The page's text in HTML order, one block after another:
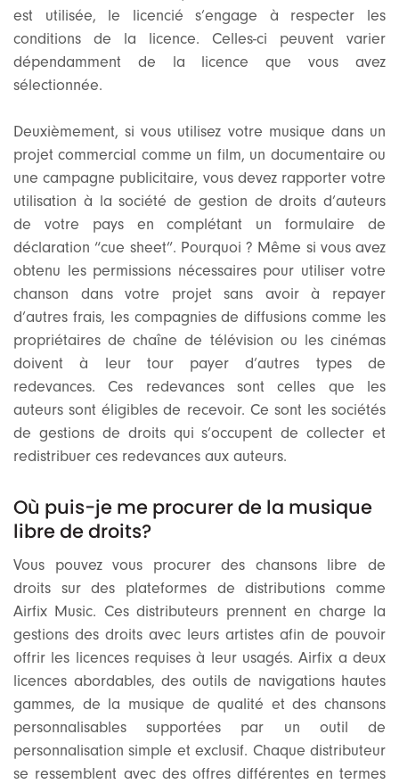
est utilisée, le licencié s’engage à respecter les
conditions de la licence. Celles-ci peuvent varier
dépendamment de la licence que vous avez
sélectionnée.
Deuxièmement, si vous utilisez votre musique dans un
projet commercial comme un film, un documentaire ou
une campagne publicitaire, vous devez rapporter votre
utilisation à la société de gestion de droits d’auteurs
de votre pays en complétant un formulaire de
déclaration “cue sheet”. Pourquoi ? Même si vous avez
obtenu les permissions nécessaires pour utiliser votre
chanson dans votre projet sans avoir à repayer
d’autres frais, les compagnies de diffusions comme les
propriétaires de chaîne de télévision ou les cinémas
doivent à leur tour payer d’autres types de
redevances. Ces redevances sont celles que les
auteurs sont éligibles de recevoir. Ce sont les sociétés
de gestions de droits qui s’occupent de collecter et
redistribuer ces redevances aux auteurs.
Où puis-je me procurer de la musique
libre de droits?
Vous pouvez vous procurer des chansons libre de
droits sur des plateformes de distributions comme
Airfix Music. Ces distributeurs prennent en charge la
gestions des droits avec leurs artistes afin de pouvoir
offrir les licences requises à leur usagés. Airfix a deux
licences abordables, des outils de navigations hautes
gammes, de la musique de qualité et des chansons
personnalisables supportées par un outil de
personnalisation simple et exclusif. Chaque distributeur
se ressemblent avec des offres différentes en termes